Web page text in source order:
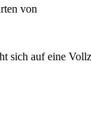
von
sich auf eine